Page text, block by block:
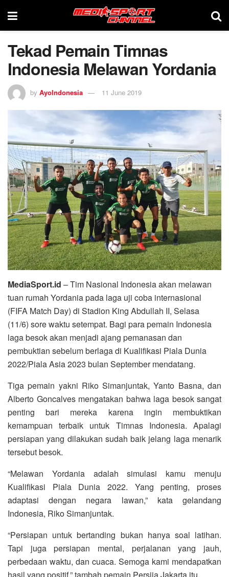
Tekad Pemain Timnas
Indonesia Melawan Yordania
by AyoIndonesia 11 June 2019
MediaSport.id – Tim Nasional Indonesia akan melawan
tuan rumah Yordania pada laga uji coba internasional
(FIFA Match Day) di Stadion King Abdullah II, Selasa
(11/6) sore waktu setempat. Bagi para pemain Indonesia
laga besok akan menjadi ajang pemanasan dan
pembuktian sebelum berlaga di Kualifikasi Piala Dunia
2022/Piala Asia 2023 bulan September mendatang.
Tiga pemain yakni Riko Simanjuntak, Yanto Basna, dan
Alberto Goncalves mengatakan bahwa laga besok sangat
penting bari mereka karena ingin membuktikan
kemampuan terbaik untuk Timnas Indonesia. Apalagi
persiapan yang dilakukan sudah baik jelang laga menarik
tersebut besok.
“Melawan Yordania adalah simulasi kamu menuju
Kualifikasi Piala Dunia 2022. Yang penting, proses
adaptasi dengan negara lawan,” kata gelandang
Indonesia, Riko Simanjuntak.
“Persiapan untuk bertanding bukan hanya soal latihan.
Tapi juga persiapan mental, perjalanan yang jauh,
perbedaan waktu, dan cuaca. Semoga kami mendapatkan